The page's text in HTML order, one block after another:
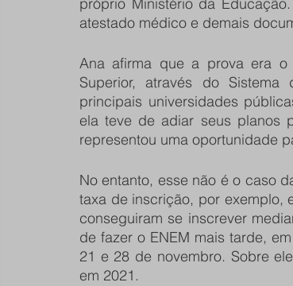
próprio Ministério da
atestado médico e demais
Ana afirma que a prova era o
Superior, através do
principais universidades
ela teve de adiar seus planos
representou uma oportunidade
No entanto, esse não é o caso
taxa de inscrição, por exemplo,
conseguiram se inscrever
de fazer o ENEM mais tarde,
21 e 28 de novembro. Sobre
em 2021.